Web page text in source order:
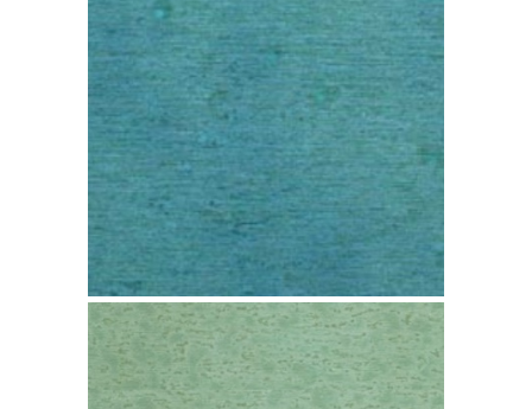
Cobre TECU Patina
Boston